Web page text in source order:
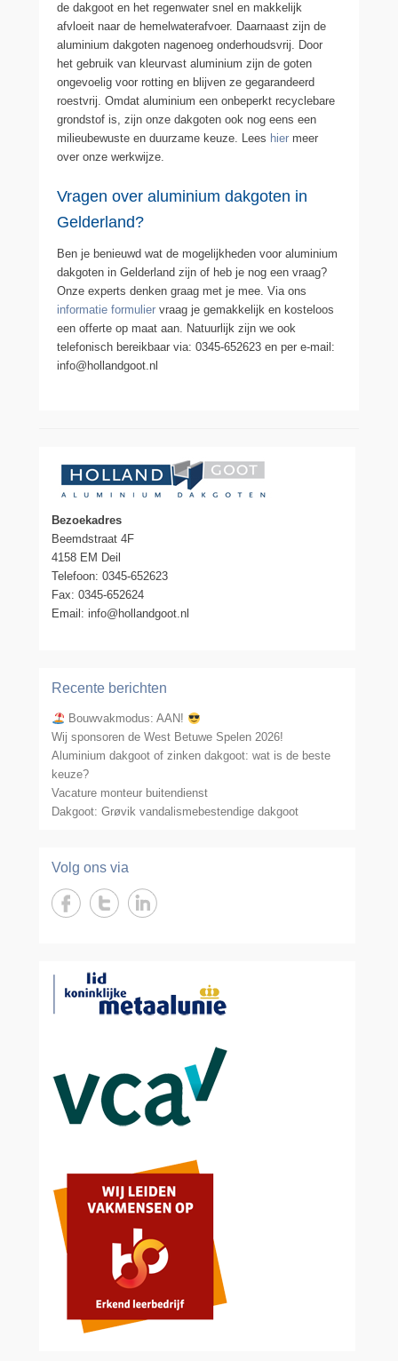
de dakgoot en het regenwater snel en makkelijk
afvloeit naar de hemelwaterafvoer. Daarnaast zijn de
aluminium dakgoten nagenoeg onderhoudsvrij. Door
het gebruik van kleurvast aluminium zijn de goten
ongevoelig voor rotting en blijven ze gegarandeerd
roestvrij. Omdat aluminium een onbeperkt recyclebare
grondstof is, zijn onze dakgoten ook nog eens een
milieubewuste en duurzame keuze. Lees hier meer
over onze werkwijze.
Vragen over aluminium dakgoten in
Gelderland?
Ben je benieuwd wat de mogelijkheden voor aluminium
dakgoten in Gelderland zijn of heb je nog een vraag?
Onze experts denken graag met je mee. Via ons
informatie formulier vraag je gemakkelijk en kosteloos
een offerte op maat aan. Natuurlijk zijn we ook
telefonisch bereikbaar via: 0345-652623 en per e-mail:
info@hollandgoot.nl
Bezoekadres
Beemdstraat 4F
4158 EM Deil
Telefoon: 0345-652623
Fax: 0345-652624
Email: info@hollandgoot.nl
Recente berichten
Bouwvakmodus: AAN!
Wij sponsoren de West Betuwe Spelen 2026!
Aluminium dakgoot of zinken dakgoot: wat is de beste
keuze?
Vacature monteur buitendienst
Dakgoot: Grøvik vandalismebestendige dakgoot
Volg ons via